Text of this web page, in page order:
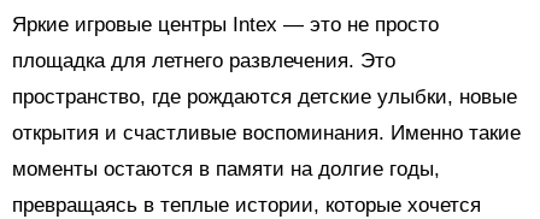
Яркие игровые центры Intex — это не просто
площадка для летнего развлечения. Это
пространство, где рождаются детские улыбки, новые
открытия и счастливые воспоминания. Именно такие
моменты остаются в памяти на долгие годы,
превращаясь в теплые истории, которые хочется